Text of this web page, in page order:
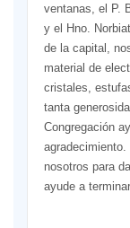
ventanas, el P.
y el Hno.
de la capital,
material de
cristales,
tanta
Congregación
nosotros para
ayude a